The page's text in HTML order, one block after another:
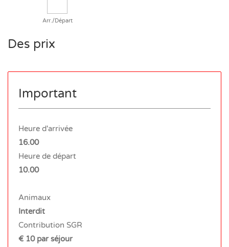
Arr./Départ
Des prix
Important
Heure d'arrivée
16.00
Heure de départ
10.00
Animaux
Interdit
Contribution SGR
€ 10 par séjour